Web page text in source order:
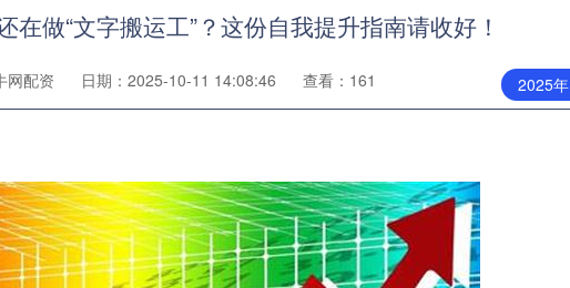
做“文字搬运工”？这份自我提升指南请收好！
2025年
网配资 日期：2025-10-11 14:08:46 查看：161